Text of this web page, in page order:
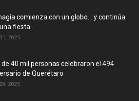
comienza con un globo… y continúa
fiesta...
2025
de 40 mil personas celebraron el 494
de Querétaro
2025